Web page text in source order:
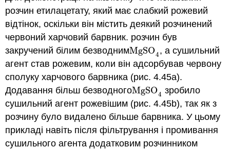
розчин етилацетату, який має слабкий рожевий
відтінок, оскільки він містить деякий розчинений
червоний харчовий барвник. розчин був
закручений білим безводнимMgSO4
MgSO4, а сушильний
агент став рожевим, коли він адсорбував червону
сполуку харчового барвника (рис. 4.45a).
Додавання більш безводногоMgSO4
MgSO4 зробило
сушильний агент рожевішим (рис. 4.45b), так як з
розчину було видалено більше барвника. У цьому
прикладі навіть після фільтрування і промивання
сушильного агента додатковим розчинником